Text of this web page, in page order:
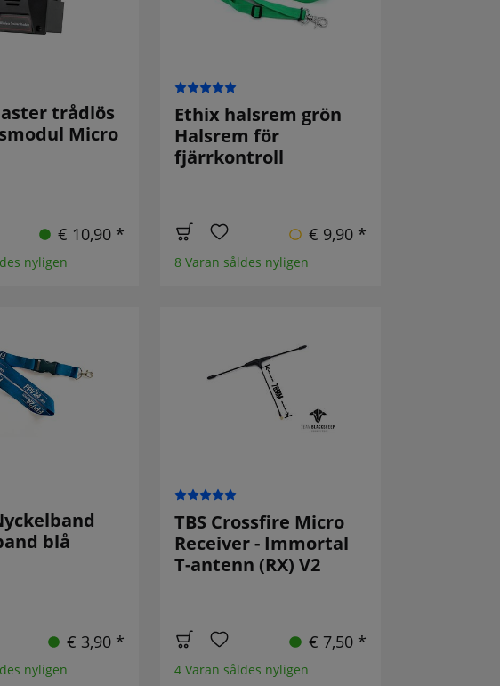
trådlös
Micro
€ 10,90 *
nyligen
Ethix halsrem grön
Halsrem för
fjärrkontroll
€ 9,90 *
8 Varan såldes nyligen
blå
€ 3,90 *
nyligen
TBS Crossfire Micro
Receiver - Immortal
T-antenn (RX) V2
€ 7,50 *
4 Varan såldes nyligen